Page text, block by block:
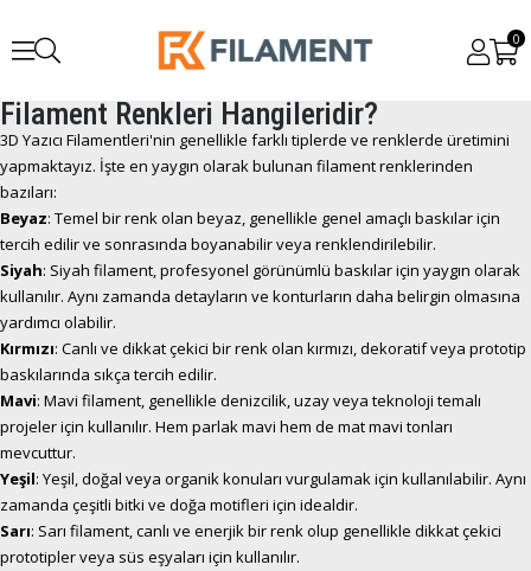
0
Filament Renkleri Hangileridir?
3D Yazıcı Filamentleri'nin genellikle farklı tiplerde ve renklerde üretimini
yapmaktayız. İşte en yaygın olarak bulunan filament renklerinden
bazıları:
Beyaz: Temel bir renk olan beyaz, genellikle genel amaçlı baskılar için
tercih edilir ve sonrasında boyanabilir veya renklendirilebilir.
Siyah: Siyah filament, profesyonel görünümlü baskılar için yaygın olarak
kullanılır. Aynı zamanda detayların ve konturların daha belirgin olmasına
yardımcı olabilir.
Kırmızı: Canlı ve dikkat çekici bir renk olan kırmızı, dekoratif veya prototip
baskılarında sıkça tercih edilir.
Mavi: Mavi filament, genellikle denizcilik, uzay veya teknoloji temalı
projeler için kullanılır. Hem parlak mavi hem de mat mavi tonları
mevcuttur.
Yeşil: Yeşil, doğal veya organik konuları vurgulamak için kullanılabilir. Aynı
zamanda çeşitli bitki ve doğa motifleri için idealdir.
Sarı: Sarı filament, canlı ve enerjik bir renk olup genellikle dikkat çekici
prototipler veya süs eşyaları için kullanılır.